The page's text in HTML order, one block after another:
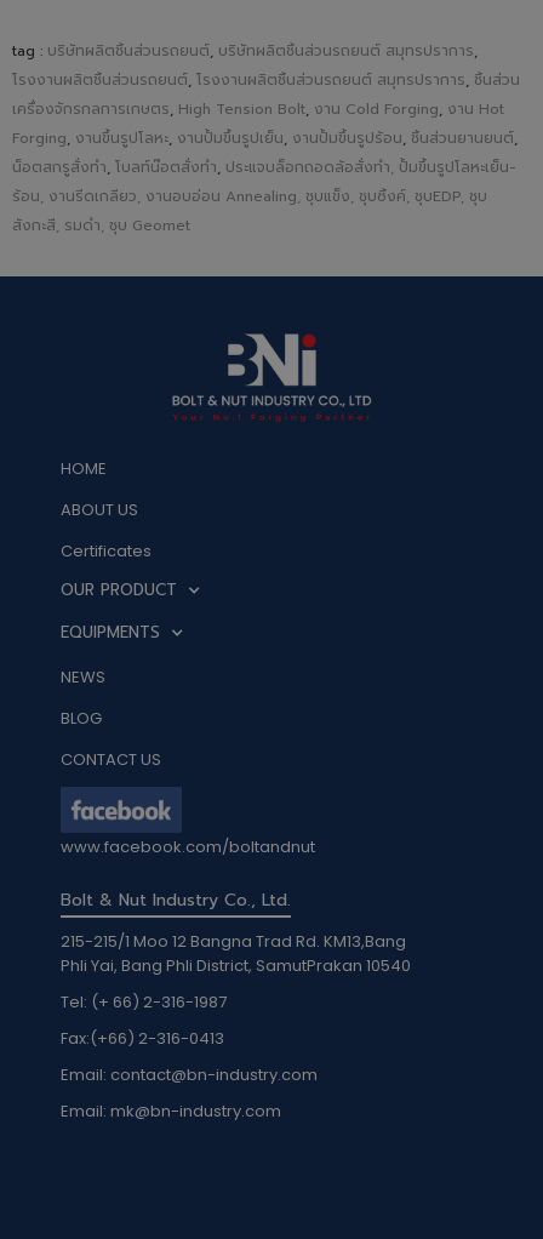
tag : บริษัทผลิตชิ้นส่วนรถยนต์, บริษัทผลิตชิ้นส่วนรถยนต์ สมุทรปราการ,
โรงงานผลิตชิ้นส่วนรถยนต์, โรงงานผลิตชิ้นส่วนรถยนต์ สมุทรปราการ, ชิ้นส่วน
เครื่องจักรกลการเกษตร, High Tension Bolt, งาน Cold Forging, งาน Hot
Forging, งานขึ้นรูปโลหะ, งานปั้มขึ้นรูปเย็น, งานปั้มขึ้นรูปร้อน, ชิ้นส่วนยานยนต์,
น็อตสกรูสั่งทำ, โบลท์น๊อตสั่งทำ, ประแจบล็อกถอดล้อสั่งทำ, ปั้มขึ้นรูปโลหะเย็น-
ร้อน, งานรีดเกลียว, งานอบอ่อน Annealing, ชุบแข็ง, ชุบซิ้งค์, ชุบEDP, ชุบ
สังกะสี, รมดำ, ชุบ Geomet
HOME
ABOUT US
Certificates
OUR PRODUCT
EQUIPMENTS
NEWS
BLOG
CONTACT US
www.facebook.com/boltandnut
Bolt & Nut Industry Co., Ltd.
215-215/1 Moo 12 Bangna Trad Rd. KM13,Bang
Phli Yai, Bang Phli District, SamutPrakan 10540
Tel: (+ 66) 2-316-1987
Fax:(+66) 2-316-0413
Email: contact@bn-industry.com
Email: mk@bn-industry.com